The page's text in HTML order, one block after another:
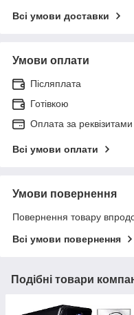
Всі умови доставки
Умови оплати
Післяплата
Готівкою
Оплата за реквізитами
Всі умови оплати
Умови повернення
Повернення товару
Всі умови повернення
Подібні товари